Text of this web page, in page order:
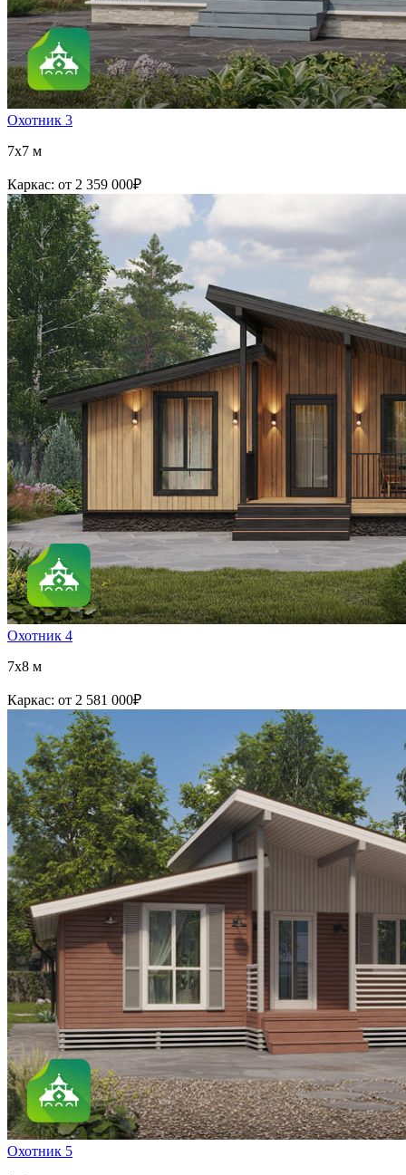
Охотник 3
7x7 м
Каркас: от 2 359 000₽
Охотник 4
7x8 м
Каркас: от 2 581 000₽
Охотник 5